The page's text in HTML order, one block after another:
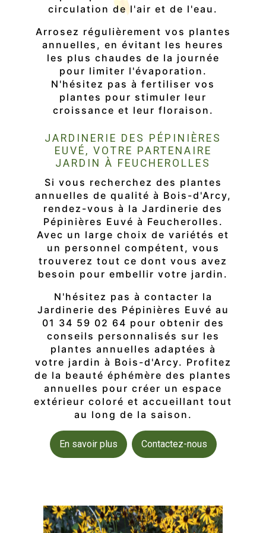
circulation de l'air et de l'eau.
Arrosez régulièrement vos plantes
annuelles, en évitant les heures
les plus chaudes de la journée
pour limiter l'évaporation.
N'hésitez pas à fertiliser vos
plantes pour stimuler leur
croissance et leur floraison.
JARDINERIE DES PÉPINIÈRES
EUVÉ, VOTRE PARTENAIRE
JARDIN À FEUCHEROLLES
Si vous recherchez des plantes
annuelles de qualité à Bois-d'Arcy,
rendez-vous à la Jardinerie des
Pépinières Euvé à Feucherolles.
Avec un large choix de variétés et
un personnel compétent, vous
trouverez tout ce dont vous avez
besoin pour embellir votre jardin.
N'hésitez pas à contacter la
Jardinerie des Pépinières Euvé au
01 34 59 02 64 pour obtenir des
conseils personnalisés sur les
plantes annuelles adaptées à
votre jardin à Bois-d'Arcy. Profitez
de la beauté éphémère des plantes
annuelles pour créer un espace
extérieur coloré et accueillant tout
au long de la saison.
En savoir plus Contactez-nous